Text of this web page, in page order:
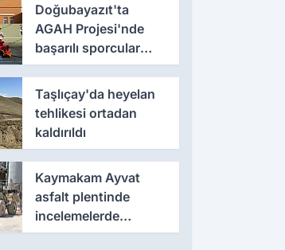
Doğubayazıt'ta
AGAH Projesi'nde
başarılı sporcular
ödüllendirildi
Taşlıçay'da heyelan
tehlikesi ortadan
kaldırıldı
Kaymakam Ayvat
asfalt plentinde
incelemelerde
bulundu